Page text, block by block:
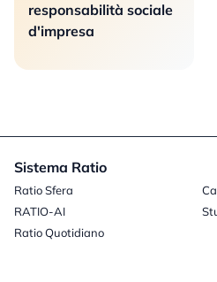
responsabilità sociale
d'impresa
Sistema Ratio
Ratio Sfera
RATIO-AI
Ratio Quotidiano